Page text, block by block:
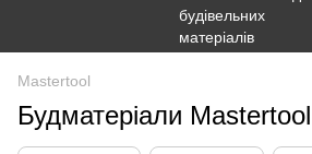
Mastertool
Будматеріали Mastertool